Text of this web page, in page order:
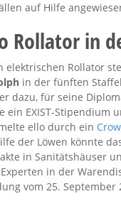
auf Hilfe
Rollator in
elektrischen Rollator
in der fünften
dazu, für seine
ein EXIST-Stipendium
ello durch ein
der Löwen könnte
in Sanitätshäuser
in der
vom 25. September